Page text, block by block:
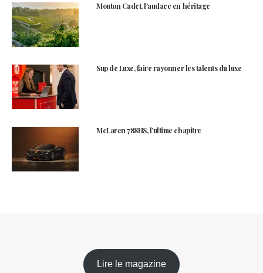
Mouton Cadet, l’audace en héritage
Sup de Luxe, faire rayonner les talents du luxe
McLaren 788HS, l’ultime chapitre
Lire le magazine